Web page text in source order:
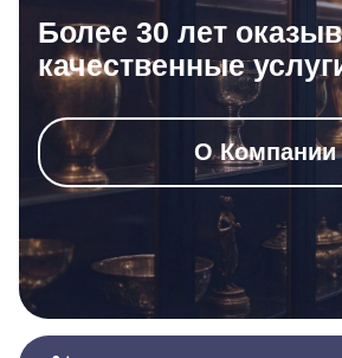
Более 30 лет
качественные
О Компании